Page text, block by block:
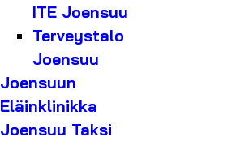
ITE Joensuu
Terveystalo
Joensuu
Joensuun
Eläinklinikka
Joensuu Taksi